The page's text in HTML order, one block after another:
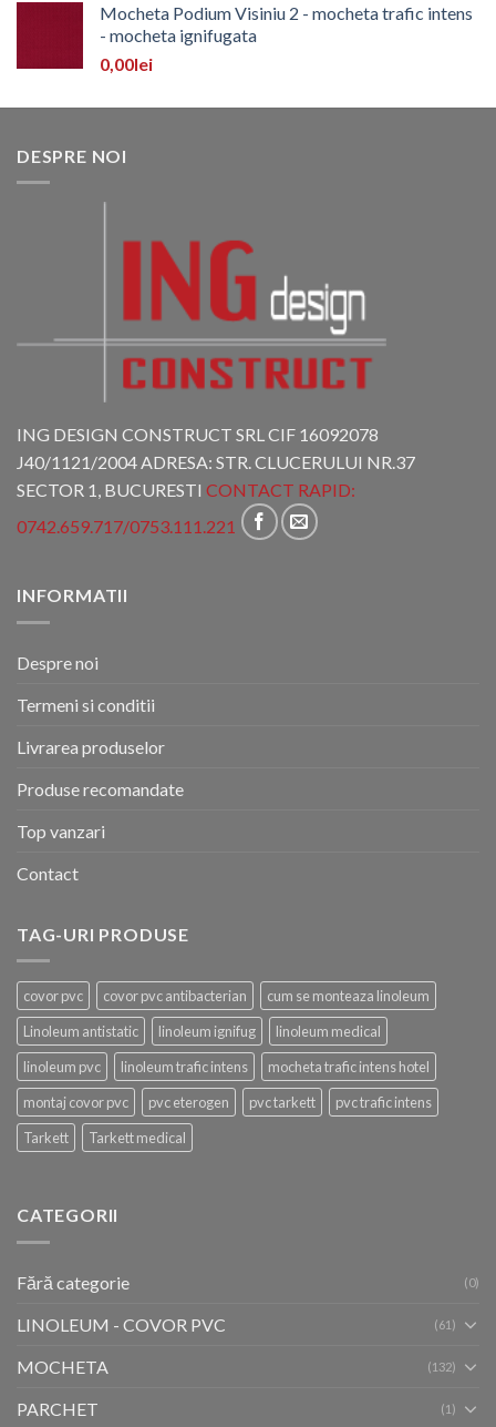
Mocheta Podium Visiniu 2 - mocheta trafic intens
- mocheta ignifugata
0,00lei
DESPRE NOI
ING DESIGN CONSTRUCT SRL CIF 16092078
J40/1121/2004 ADRESA: STR. CLUCERULUI NR.37
SECTOR 1, BUCURESTI CONTACT RAPID:
0742.659.717/0753.111.221
INFORMATII
Despre noi
Termeni si conditii
Livrarea produselor
Produse recomandate
Top vanzari
Contact
TAG-URI PRODUSE
covor pvc covor pvc antibacterian
cum se monteaza linoleum
Linoleum antistatic
linoleum ignifug
linoleum medical
linoleum pvc
linoleum trafic intens
mocheta trafic intens hotel
montaj covor pvc
pvc eterogen pvc tarkett
pvc trafic intens
Tarkett
Tarkett medical
CATEGORII
Fără categorie (0)
LINOLEUM - COVOR PVC (61)
MOCHETA (132)
PARCHET (1)